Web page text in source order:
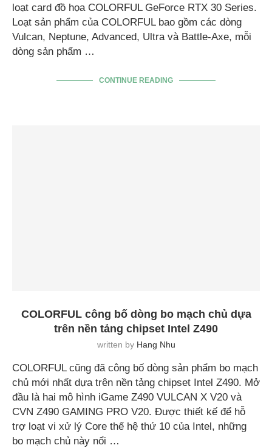
loạt card đồ họa COLORFUL GeForce RTX 30 Series.
Loạt sản phẩm của COLORFUL bao gồm các dòng
Vulcan, Neptune, Advanced, Ultra và Battle-Axe, mỗi
dòng sản phẩm …
CONTINUE READING
COLORFUL công bố dòng bo mạch chủ dựa
trên nền tảng chipset Intel Z490
written by Hang Nhu
COLORFUL cũng đã công bố dòng sản phẩm bo mạch
chủ mới nhất dựa trên nền tảng chipset Intel Z490. Mở
đầu là hai mô hình iGame Z490 VULCAN X V20 và
CVN Z490 GAMING PRO V20. Được thiết kế để hỗ
trợ loạt vi xử lý Core thế hệ thứ 10 của Intel, những
bo mạch chủ này nổi …